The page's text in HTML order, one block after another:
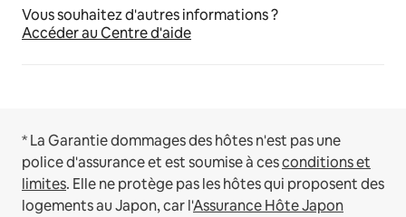
Vous souhaitez d'autres informations ?
Accéder au Centre d'aide
* La Garantie dommages des hôtes n'est pas une
police d'assurance et est soumise à cesconditions et
limites. Elle ne protège pas les hôtes qui proposent des
logements au Japon, car l'Assurance Hôte Japon